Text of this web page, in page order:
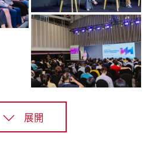
展開